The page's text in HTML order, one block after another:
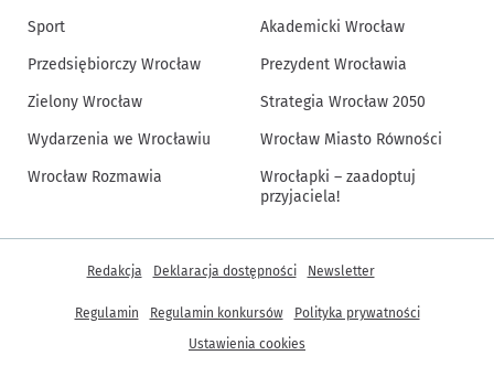
Sport
Przedsiębiorczy Wrocław
Zielony Wrocław
Wydarzenia we Wrocławiu
Wrocław Rozmawia
Akademicki Wrocław
Prezydent Wrocławia
Strategia Wrocław 2050
Wrocław Miasto Równości
Wrocłapki – zaadoptuj
przyjaciela!
Inne informacje
Redakcja Deklaracja dostępności Newsletter
Regulamin Regulamin konkursów
Polityka prywatności
Ustawienia cookies